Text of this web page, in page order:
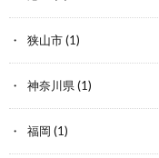
狭山市(1)
神奈川県(1)
福岡 (1)